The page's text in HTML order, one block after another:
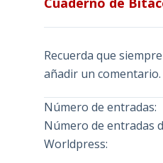
Recuerda que
añadir un comentario.
Número de entradas:
Número de entradas
Worldpress: